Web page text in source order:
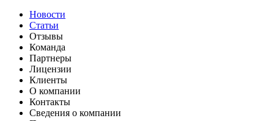
Новости
Статьи
Отзывы
Команда
Партнеры
Лицензии
Клиенты
О компании
Контакты
Сведения о компании